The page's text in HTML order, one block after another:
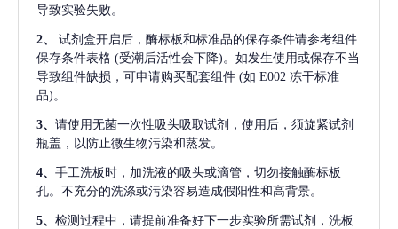
导致实验失败。
2、
试剂盒开启后，酶标板和标准品的保存条件请参考组件
保存条件表格 (受潮后活性会下降)。如发生使用或保存不当
导致组件缺损，可申请购买配套组件 (如 E002 冻干标准
品)。
3、 请使用无菌一次性吸头吸取试剂，使用后，须旋紧试剂
瓶盖，以防止微生物污染和蒸发。
4、 手工洗板时，加洗液的吸头或滴管，切勿接触酶标板
孔。不充分的洗涤或污染容易造成假阳性和高背景。
5、 检测过程中，请提前准备好下一步实验所需试剂，洗板